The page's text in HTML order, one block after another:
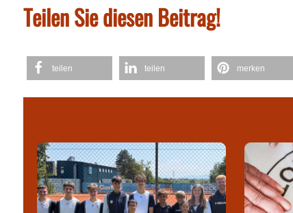
Teilen Sie diesen Beitrag!
teilen teilen merken